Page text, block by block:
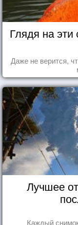
Глядя на эти
Даже не верится,
Лучшее
Каждый